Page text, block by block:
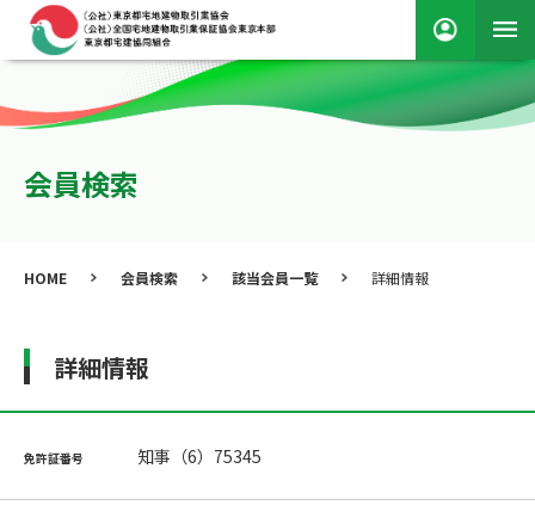
会員検索
HOME 会員検索 該当会員一覧 詳細情報
詳細情報
免許証番号 知事（6）75345